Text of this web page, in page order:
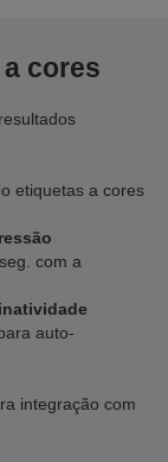
cores
etiquetas a cores
com a
auto-
integração com